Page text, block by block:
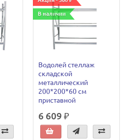
В наличии
Водолей стеллаж
складской
металлический
200*200*60 см
приставной
6 609 ₽